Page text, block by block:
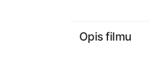
Opis filmu